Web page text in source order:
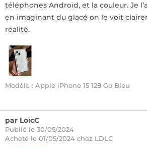
téléphones Androïd, et la couleur. Je
en imaginant du glacé on le voit
réalité.
Modèle : Apple iPhone 15 128 Go Bleu
par LoïcC
Publié le 30/05/2024
Acheté le 01/05/2024 chez LDLC